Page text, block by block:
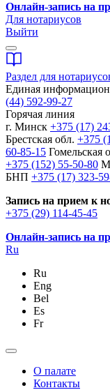
Онлайн-запись на
Для нотариусов
Выйти
Раздел для
Единая
(44) 592-99-27
Горячая линия
г. Минск +375 (17)
Брестская обл. +375
60-85-15 Гомельская
+375 (152) 55-50-80
БНП +375 (17) 323-
Запись на прием к
+375 (29) 114-45-45
Онлайн-запись на
Ru
Ru
Eng
Bel
Es
Fr
О палате
Контакты